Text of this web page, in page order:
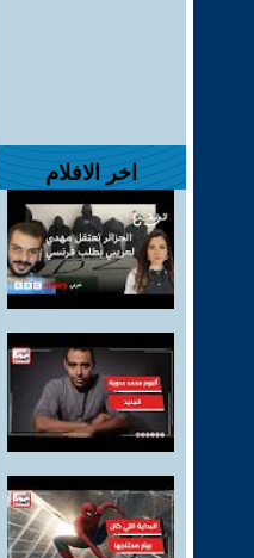
اخر الافلام